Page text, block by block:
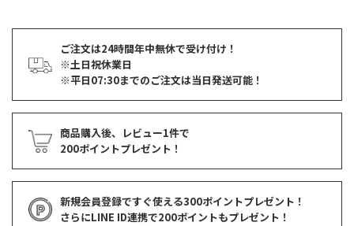
ご注文は24時間年中無休で受け付け！
※土日祝休業日
※平日07:30までのご注文は当日発送可能！
商品購入後、レビュー1件で
200ポイントプレゼント！
新規会員登録ですぐ使える300ポイントプレゼント！
さらにLINE ID連携で200ポイントもプレゼント！